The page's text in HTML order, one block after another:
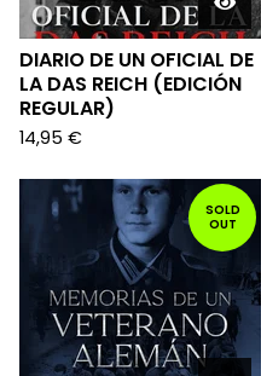
DIARIO DE UN OFICIAL DE
LA DAS REICH (EDICIÓN
REGULAR)
14,95 €
SOLD
OUT